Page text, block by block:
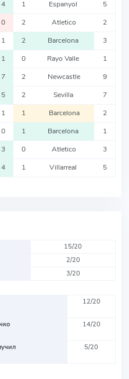
4 1 Espanyol 5
0 2 Atletico 2
1 2 Barcelona 3
1 0 Rayo Valle 1
7 2 Newcastle 9
5 2 Sevilla 7
1 1 Barcelona 2
0 1 Barcelona 1
3 0 Atletico 3
4 1 Villarreal 5
15/20
2/20
3/20
12/20
14/20
5/20